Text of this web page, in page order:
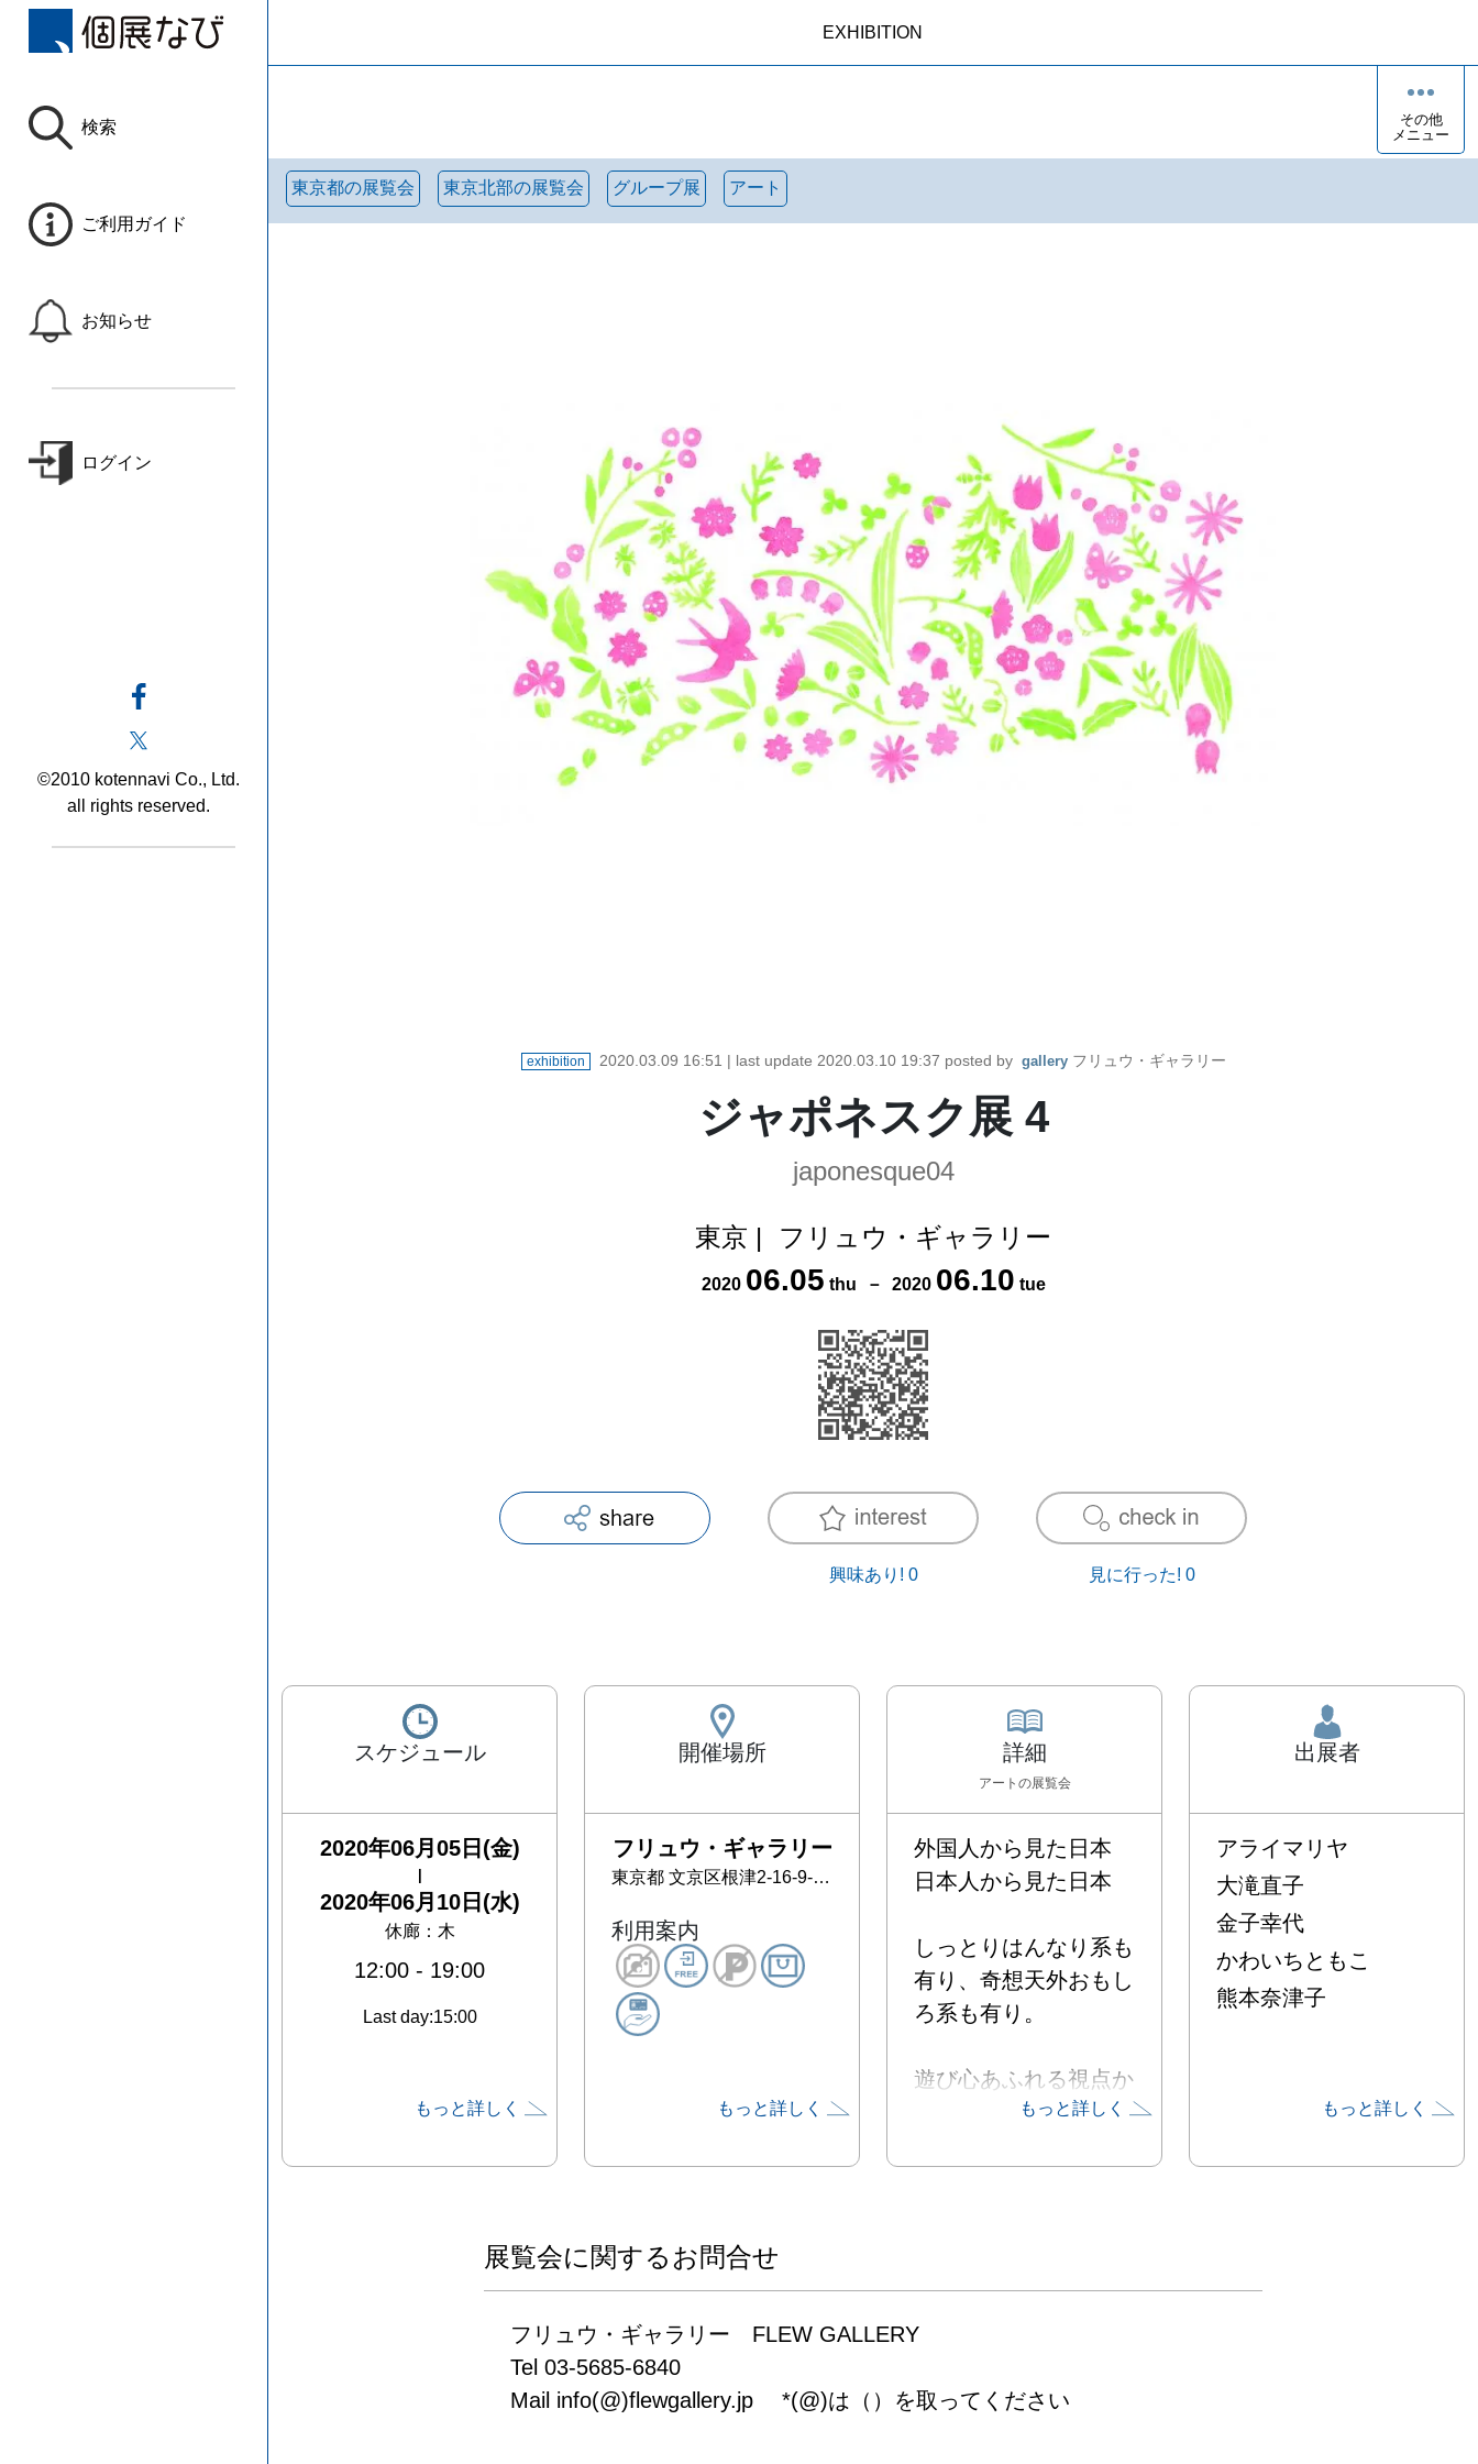
検索
ご利用ガイド
お知らせ
ログイン
©2010 kotennavi Co., Ltd.
all rights reserved.
EXHIBITION
その他
メニュー
東京都の展覧会 東京北部の展覧会 グループ展 アート
exhibition 2020.03.09 16:51 | last update 2020.03.10 19:37 posted by gallery フリュウ・ギャラリー
ジャポネスク展 4
japonesque04
東京 | フリュウ・ギャラリー
2020 06.05 thu － 2020 06.10 tue
興味あり! 0 見に行った! 0
スケジュール
2020年06月05日(金)
2020年06月10日(水)
休廊：木
12:00 - 19:00
Last day:15:00
もっと詳しく
開催場所
フリュウ・ギャラリー
東京都 文京区根津2-16-9-1F
利用案内
もっと詳しく
詳細
アート の展覧会
外国人から見た日本
日本人から見た日本
しっとりはんなり系も
有り、奇想天外おもし
ろ系も有り。
遊び心あふれる視点か
現します。
もっと詳しく
出展者
アライマリヤ
大滝直子
金子幸代
かわいちともこ
熊本奈津子
もっと詳しく
展覧会に関するお問合せ
フリュウ・ギャラリー　FLEW GALLERY
Tel 03-5685-6840
Mail info(@)flewgallery.jp　 *(@)は（）を取ってください